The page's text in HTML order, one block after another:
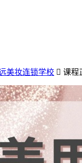
美妆连锁学校  课程